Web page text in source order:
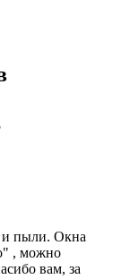
и пыли. Окна
, можно
вам, за